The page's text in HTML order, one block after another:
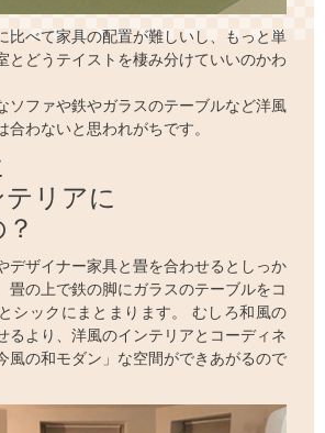
比べて家具の配置が難しいし、もっと単
とどうテイストを棲み分けていいのかわ
ソファや鉄やガラスのテーブルなど洋風
合わないと思われがちです。
リアに
デザイナー家具と畳を合わせるとしっか
畳の上で鉄の脚にガラスのテーブルをコ
シックにまとまります。 むしろ和風の
るより、洋風のインテリアとコーディネ
風の和モダン」な空間ができあがるので